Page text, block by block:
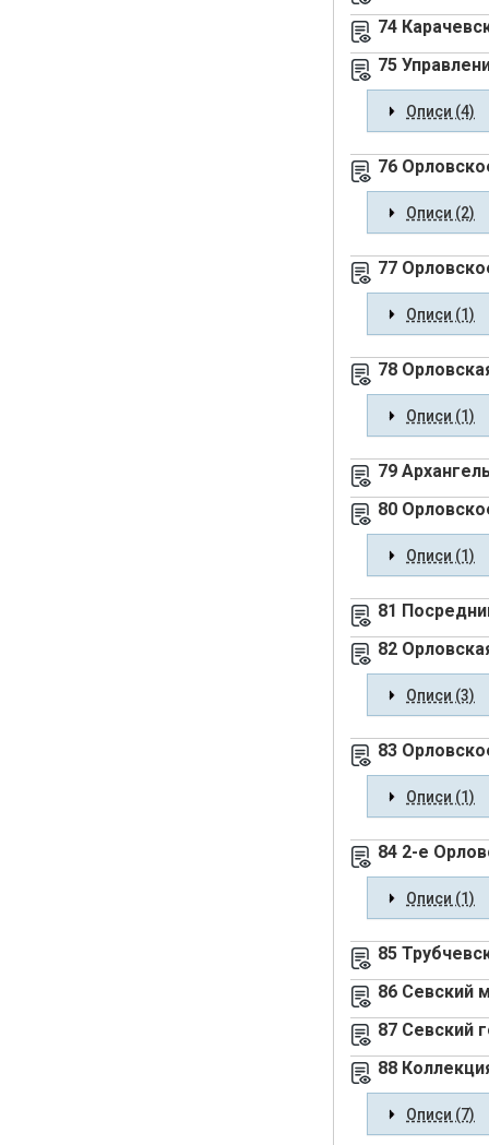
74
75
Описи (4)
76
Описи (2)
77
Описи (1)
78
Описи (1)
79
80
Описи (1)
81
82
Описи (3)
83
Описи (1)
84 2-е
Описи (1)
85
86 Севский
87 Севский
88
Описи (7)